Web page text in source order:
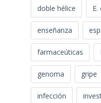
doble hélice E.
enseñanza
farmaceúticas
genoma gripe
infección